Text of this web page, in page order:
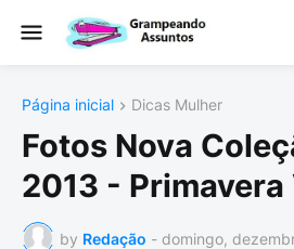
Página inicial Dicas Mulher
Fotos Nova
2013 - Primavera
by Redação - domingo,